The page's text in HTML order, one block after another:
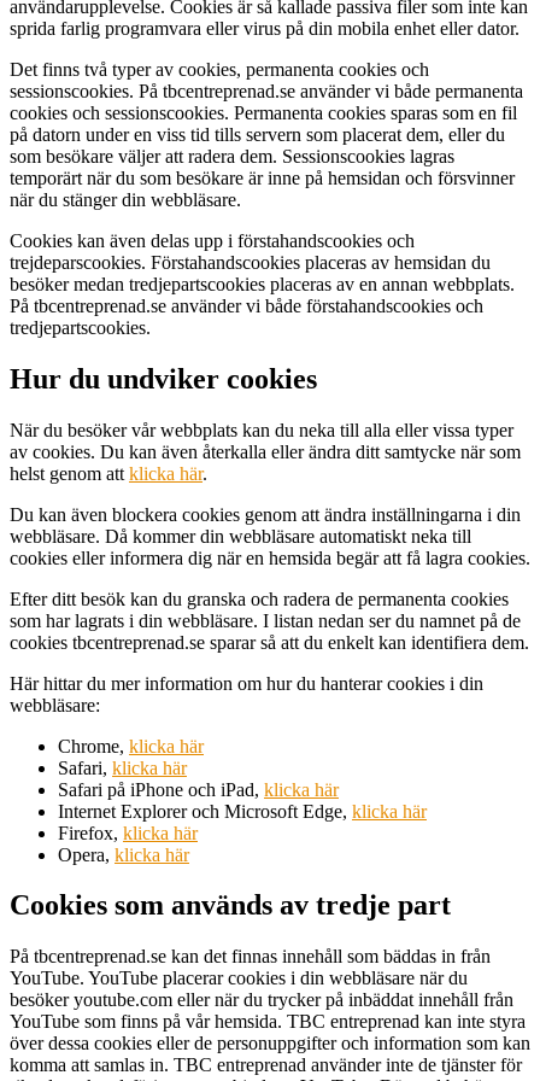
användarupplevelse. Cookies är så kallade passiva filer som inte kan
sprida farlig programvara eller virus på din mobila enhet eller dator.
Det finns två typer av cookies, permanenta cookies och
sessionscookies. På tbcentreprenad.se använder vi både permanenta
cookies och sessionscookies. Permanenta cookies sparas som en fil
på datorn under en viss tid tills servern som placerat dem, eller du
som besökare väljer att radera dem. Sessionscookies lagras
temporärt när du som besökare är inne på hemsidan och försvinner
när du stänger din webbläsare.
Cookies kan även delas upp i förstahandscookies och
trejdeparscookies. Förstahandscookies placeras av hemsidan du
besöker medan tredjepartscookies placeras av en annan webbplats.
På tbcentreprenad.se använder vi både förstahandscookies och
tredjepartscookies.
Hur du undviker cookies
När du besöker vår webbplats kan du neka till alla eller vissa typer
av cookies. Du kan även återkalla eller ändra ditt samtycke när som
helst genom att klicka här.
Du kan även blockera cookies genom att ändra inställningarna i din
webbläsare. Då kommer din webbläsare automatiskt neka till
cookies eller informera dig när en hemsida begär att få lagra cookies.
Efter ditt besök kan du granska och radera de permanenta cookies
som har lagrats i din webbläsare. I listan nedan ser du namnet på de
cookies tbcentreprenad.se sparar så att du enkelt kan identifiera dem.
Här hittar du mer information om hur du hanterar cookies i din
webbläsare:
Chrome, klicka här
Safari, klicka här
Safari på iPhone och iPad, klicka här
Internet Explorer och Microsoft Edge, klicka här
Firefox, klicka här
Opera, klicka här
Cookies som används av tredje part
På tbcentreprenad.se kan det finnas innehåll som bäddas in från
YouTube. YouTube placerar cookies i din webbläsare när du
besöker youtube.com eller när du trycker på inbäddat innehåll från
YouTube som finns på vår hemsida. TBC entreprenad kan inte styra
över dessa cookies eller de personuppgifter och information som kan
komma att samlas in. TBC entreprenad använder inte de tjänster för